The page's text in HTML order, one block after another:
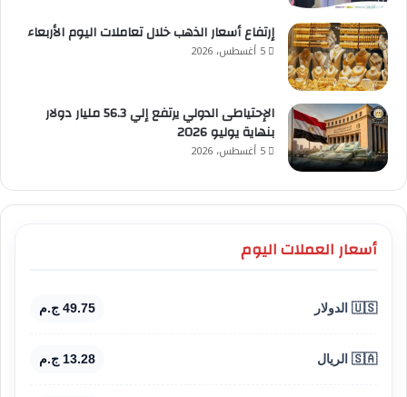
إرتفاع أسعار الذهب خلال تعاملات اليوم الأربعاء
5 أغسطس، 2026
الإحتياطى الدولي يرتفع إلي 56.3 مليار دولار
بنهاية يوليو 2026
5 أغسطس، 2026
أسعار العملات اليوم
🇺🇸 الدولار 49.75 ج.م
🇸🇦 الريال 13.28 ج.م